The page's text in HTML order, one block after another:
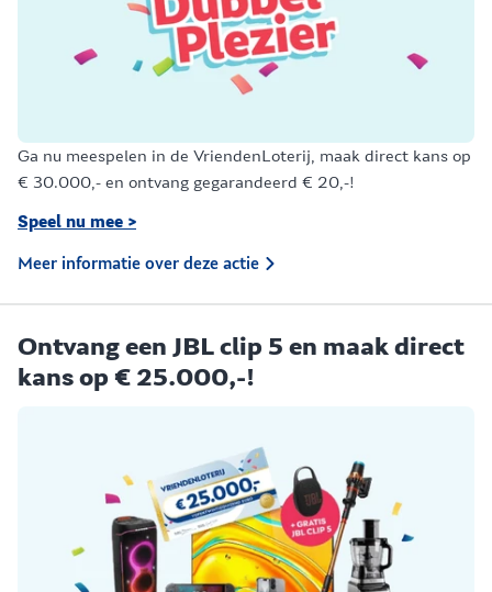
Ga nu meespelen in de VriendenLoterij, maak direct kans op
€ 30.000,- en ontvang gegarandeerd € 20,-!
Speel nu mee >
Meer informatie over deze actie
Ontvang een JBL clip 5 en maak direct
kans op € 25.000,-!